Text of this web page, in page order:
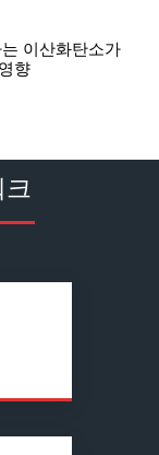
이산화탄소가
향
크